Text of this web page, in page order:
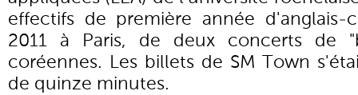
effectifs de première année d'anglais-
2011 à Paris, de deux concerts de
coréennes. Les billets de SM Town
de quinze minutes.